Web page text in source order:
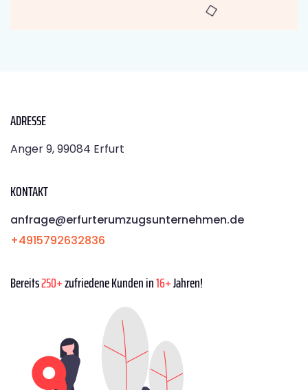
ADRESSE
Anger 9, 99084 Erfurt
KONTAKT
anfrage@erfurterumzugsunternehmen.de
+4915792632836
Bereits250+zufriedene Kunden in16+Jahren!